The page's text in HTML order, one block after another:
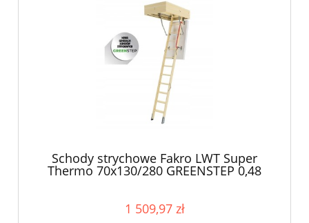
Schody strychowe Fakro LWT Super
Thermo 70x130/280 GREENSTEP 0,48
1 509,97 zł